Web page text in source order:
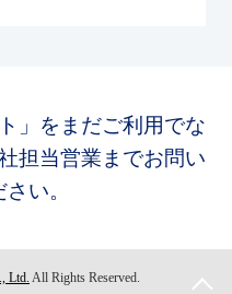
」をまだご利用でな
担当営業までお問い
い。
Ltd. All Rights Reserved.